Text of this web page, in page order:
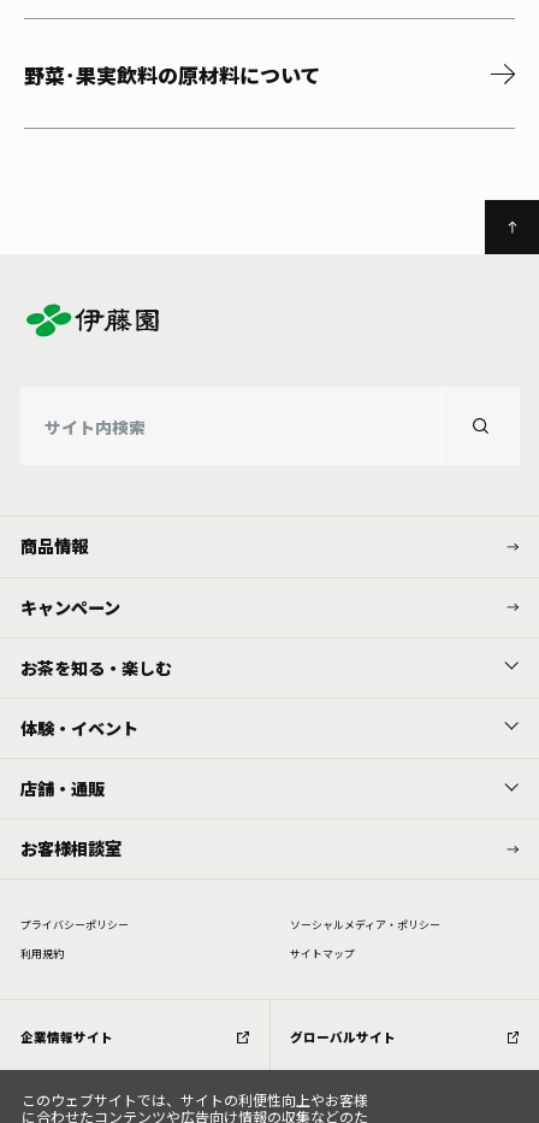
野菜･果実飲料の原材料について
商品情報
キャンペーン
お茶を知る・楽しむ
体験・イベント
店舗・通販
お客様相談室
プライバシーポリシー
ソーシャルメディア・ポリシー
利⽤規約
サイトマップ
企業情報サイト グローバルサイト
このウェブサイトでは、サイトの利便性向上やお客様
に合わせたコンテンツや広告向け情報の収集などのた